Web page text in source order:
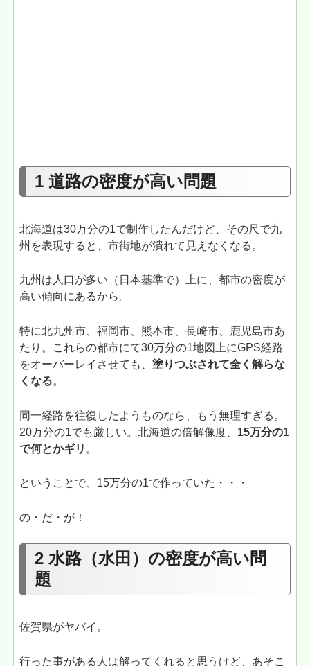
1 道路の密度が高い問題
北海道は30万分の1で制作したんだけど、その尺で九
州を表現すると、市街地が潰れて見えなくなる。
九州は人口が多い（日本基準で）上に、都市の密度が
高い傾向にあるから。
特に北九州市、福岡市、熊本市、長崎市、鹿児島市あ
たり。これらの都市にて30万分の1地図上にGPS経路
をオーバーレイさせても、塗りつぶされて全く解らな
くなる。
同一経路を往復したようものなら、もう無理すぎる。
20万分の1でも厳しい。北海道の倍解像度、 15万分の1
で何とかギリ 。
ということで、15万分の1で作っていた・・・
の・だ・が！
2 水路（水田）の密度が高い問
題
佐賀県がヤバイ。
行った事がある人は解ってくれると思うけど、あそこ